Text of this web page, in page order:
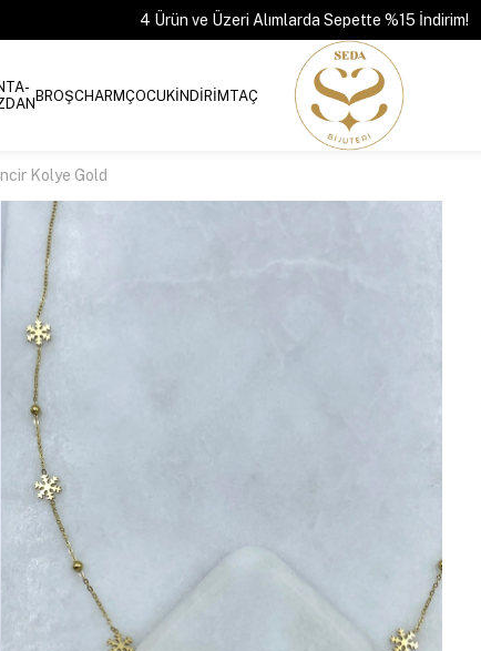
4 Ürün ve Üzeri Alımlarda Sepette %15 İndirim!
BROŞCHARMÇOCUKİNDİRİMTAÇ
Kolye Gold